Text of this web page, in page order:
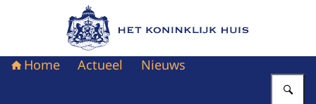
Naar de homepage van Het Koninklijk Huis
Home Actueel Nieuws